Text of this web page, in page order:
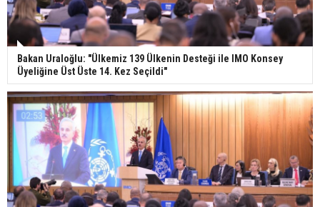
Bakan Uraloğlu: "Ülkemiz 139 Ülkenin Desteği ile IMO Konsey
Üyeliğine Üst Üste 14. Kez Seçildi"